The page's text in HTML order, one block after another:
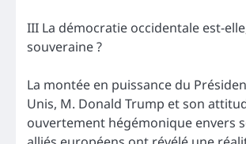
III La démocratie occidentale est-
souveraine ?
La montée en puissance du
Unis, M. Donald Trump et son
ouvertement hégémonique envers